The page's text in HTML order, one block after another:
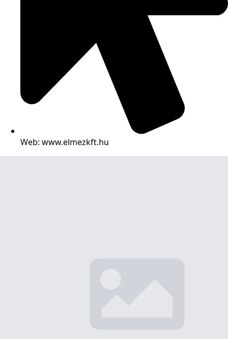
Web: www.elmezkft.hu